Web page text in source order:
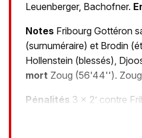
Leuenberger, Bachofner.
Notes Fribourg Gottéron
(surnuméraire) et Brodin
Hollenstein (blessés),
mort Zoug (56'44'').
Pénalités 3 x 2’ contre